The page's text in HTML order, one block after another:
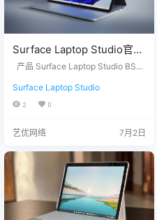
Surface Laptop Studio官方
恢复镜像25H2版本
_42032_2026.402.1174037
5.zip网盘下载
产品 Surface Laptop Studio BSK
H2 没有找到您需要的文件？ 请联
系我们，提供您设备上的12位产品
序列号，我们为您下载。 QQ/微
7650007 站长推荐 1. 购买之前请
Surface Laptop Studio
2 0
艺优网络 7月2日